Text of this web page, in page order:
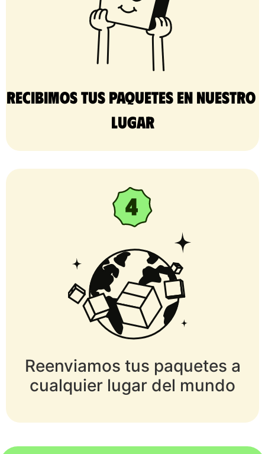
Recibimos tus paquetes en nuestro
lugar
Reenviamos tus paquetes a
cualquier lugar del mundo